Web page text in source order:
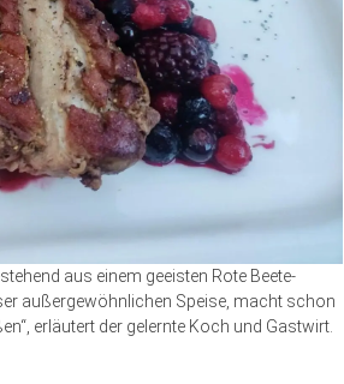
aus einem geeisten Rote Beete-
außergewöhnlichen Speise, macht schon
erläutert der gelernte Koch und Gastwirt.